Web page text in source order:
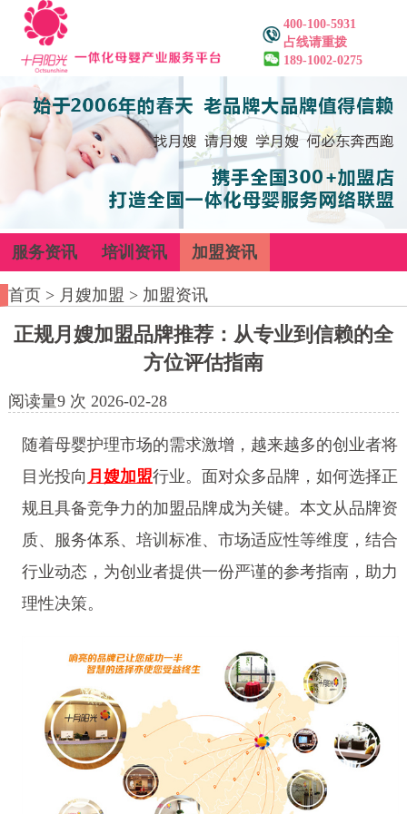
400-100-5931
占线请重拨
189-1002-0275
服务资讯 培训资讯 加盟资讯
首页 > 月嫂加盟 > 加盟资讯
正规月嫂加盟品牌推荐​：从专业到信赖的全
方位评估指南
阅读量9 次 2026-02-28
随着母婴护理市场的需求激增，越来越多的创业者将
目光投向 月嫂加盟行业。面对众多品牌，如何选择正
规且具备竞争力的加盟品牌成为关键。本文从品牌资
质、服务体系、培训标准、市场适应性等维度，结合
行业动态，为创业者提供一份严谨的参考指南，助力
理性决策。